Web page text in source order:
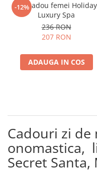
-12%
Set cadou femei Holiday
Luxury Spa
236 RON
207 RON
ADAUGA IN COS
Cadouri zi de
onomastica,
Secret Santa,